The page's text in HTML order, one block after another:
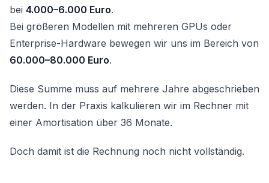
bei 4.000–6.000 Euro.
Bei größeren Modellen mit mehreren GPUs oder
Enterprise-Hardware bewegen wir uns im Bereich von
60.000–80.000 Euro.
Diese Summe muss auf mehrere Jahre abgeschrieben
werden. In der Praxis kalkulieren wir im Rechner mit
einer Amortisation über 36 Monate.
Doch damit ist die Rechnung noch nicht vollständig.